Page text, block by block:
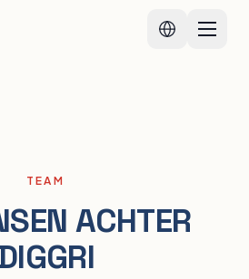
TEAM
ACHTER